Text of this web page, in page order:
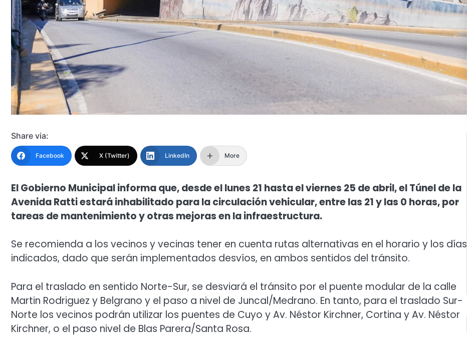
Share via:
Facebook X (Twitter) LinkedIn More
El Gobierno Municipal informa que, desde el lunes 21 hasta el viernes 25 de abril, el Túnel de la
Avenida Ratti estará inhabilitado para la circulación vehicular, entre las 21 y las 0 horas, por
tareas de mantenimiento y otras mejoras en la infraestructura.
Se recomienda a los vecinos y vecinas tener en cuenta rutas alternativas en el horario y los días
indicados, dado que serán implementados desvíos, en ambos sentidos del tránsito.
Para el traslado en sentido Norte-Sur, se desviará el tránsito por el puente modular de la calle
Martin Rodriguez y Belgrano y el paso a nivel de Juncal/Medrano. En tanto, para el traslado Sur-
Norte los vecinos podrán utilizar los puentes de Cuyo y Av. Néstor Kirchner, Cortina y Av. Néstor
Kirchner, o el paso nivel de Blas Parera/Santa Rosa.